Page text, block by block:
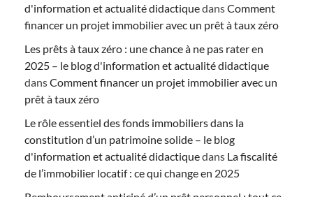
d'information et actualité didactiquedansComment
financer un projet immobilier avec un prêt à taux zéro
Les prêts à taux zéro : une chance à ne pas rater en
2025 – le blog d'information et actualité didactique
dansComment financer un projet immobilier avec un
prêt à taux zéro
Le rôle essentiel des fonds immobiliers dans la
constitution d’un patrimoine solide – le blog
d'information et actualité didactiquedans La fiscalité
de l’immobilier locatif : ce qui change en 2025